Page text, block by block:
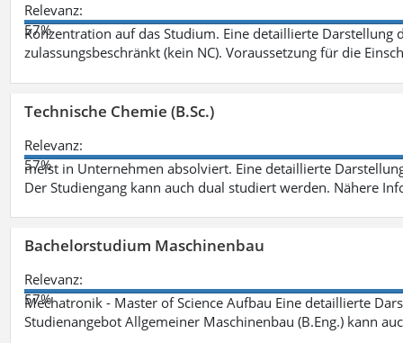
Relevanz:
57%
Konzentration auf das Studium. Eine detaillierte
zulassungsbeschränkt (kein NC). Voraussetzung für die
Technische Chemie (B.Sc.)
Relevanz:
57%
meist in Unternehmen absolviert. Eine detaillierte
Der Studiengang kann auch dual studiert werden. Nähere
Bachelorstudium Maschinenbau
Relevanz:
57%
Mechatronik - Master of Science Aufbau Eine detaillierte
Studienangebot Allgemeiner Maschinenbau (B.Eng.) kann